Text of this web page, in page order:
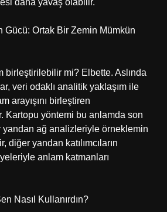
daha yavaş olabilir.
Gücü: Ortak Bir Zemin Mümkün
birleştirilebilir mi? Elbette. Aslında
veri odaklı analitik yaklaşım ile
arayışını birleştiren
Kartopu yöntemi bu anlamda son
yandan ağ analizleriyle örneklemin
diğer yandan katılımcıların
anlam katmanları
Nasıl Kullanırdın?